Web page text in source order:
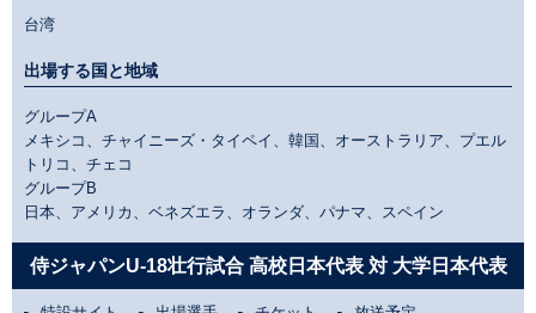
台湾
出場する国と地域
グループA
メキシコ、チャイニーズ・タイペイ、韓国、オーストラリア、プエル
トリコ、チェコ
グループB
日本、アメリカ、ベネズエラ、オランダ、パナマ、スペイン
侍ジャパンU-18壮行試合 高校日本代表 対 大学日本代表